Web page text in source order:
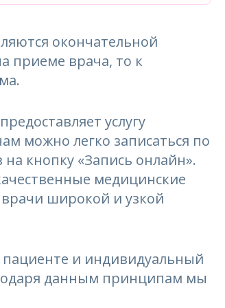
окончательной
приеме врача, то к
услугу
можно легко записаться по
кнопку «Запись онлайн».
медицинские
широкой и узкой
и индивидуальный
данным принципам мы